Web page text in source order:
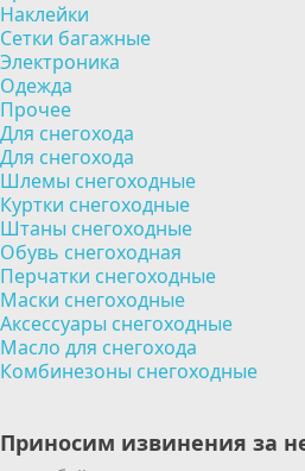
Наклейки
Сетки багажные
Электроника
Одежда
Прочее
Для снегохода
Для снегохода
Шлемы снегоходные
Куртки снегоходные
Штаны снегоходные
Обувь снегоходная
Перчатки снегоходные
Маски снегоходные
Аксессуары снегоходные
Масло для снегохода
Комбинезоны снегоходные
Приносим извинения за